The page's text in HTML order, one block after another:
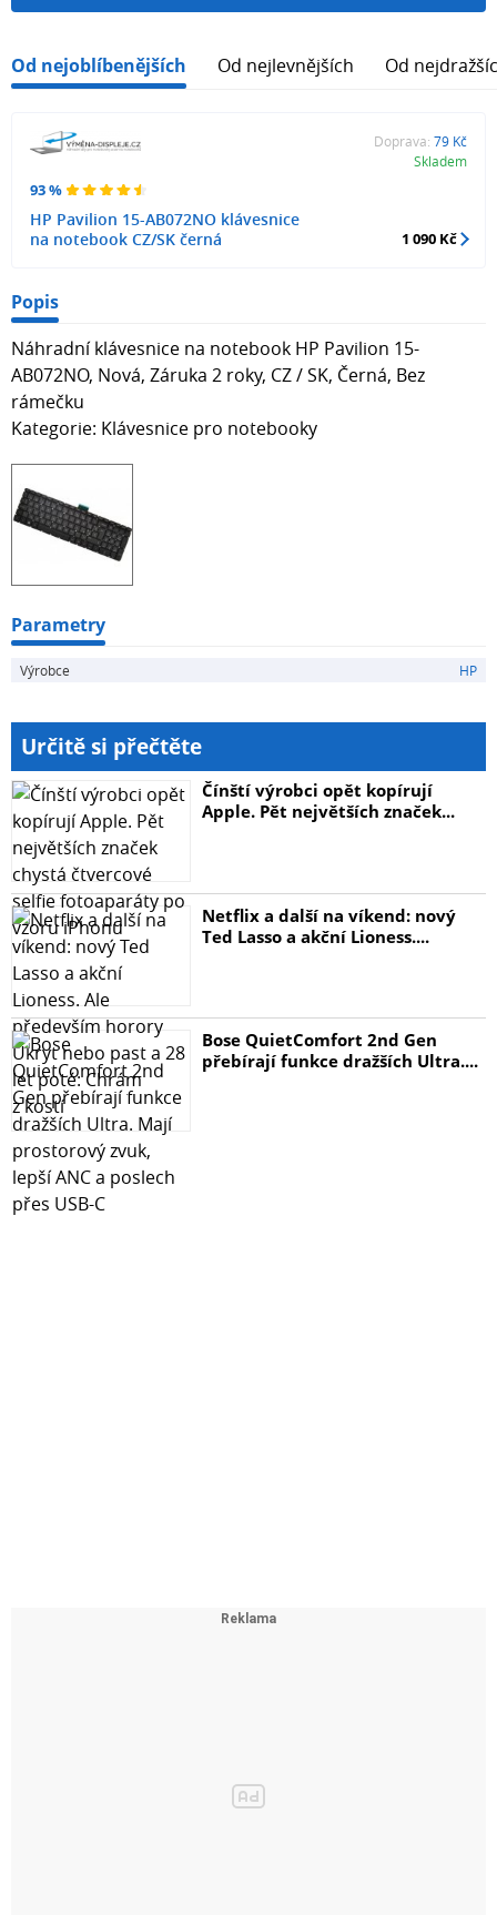
Od nejoblíbenějších Od nejlevnějších Od
93 %
HP Pavilion 15-AB072NO klávesnice
na notebook CZ/SK černá
Doprava: 79 Kč
Skladem
1 090 Kč
Popis
Náhradní klávesnice na notebook HP Pavilion 15-
AB072NO, Nová, Záruka 2 roky, CZ / SK, Černá, Bez
rámečku
Kategorie: Klávesnice pro notebooky
Parametry
Výrobce HP
Určitě si přečtěte
Čínští výrobci opět kopírují
Apple. Pět největších značek...
Netflix a další na víkend: nový
Ted Lasso a akční Lioness....
Bose QuietComfort 2nd Gen
přebírají funkce dražších Ultra....